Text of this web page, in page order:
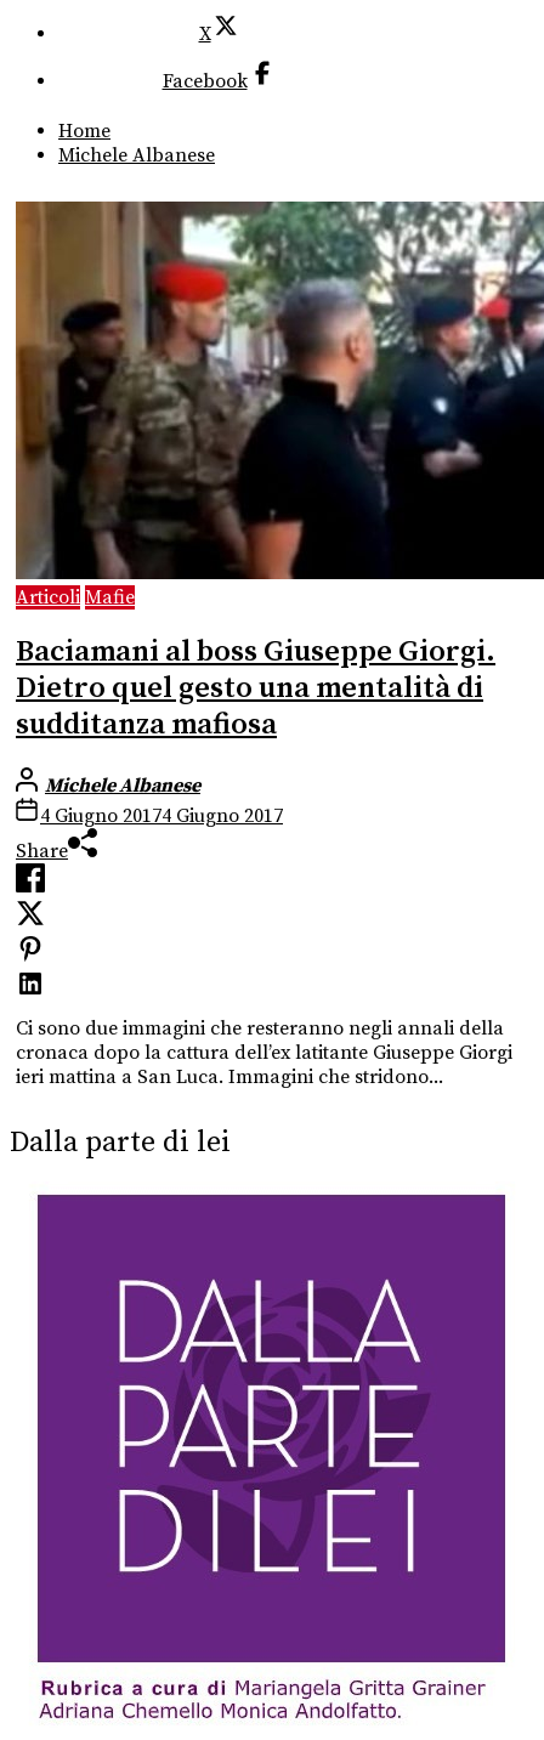
X
Facebook
Home
Michele Albanese
Articoli Mafie
Baciamani al boss Giuseppe Giorgi.
Dietro quel gesto una mentalità di
sudditanza mafiosa
Michele Albanese
4 Giugno 20174 Giugno 2017
Share
Ci sono due immagini che resteranno negli annali della
cronaca dopo la cattura dell’ex latitante Giuseppe Giorgi
ieri mattina a San Luca. Immagini che stridono...
Dalla parte di lei